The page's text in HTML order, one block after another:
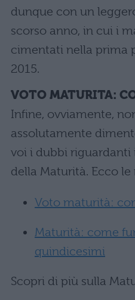
dunque con un
scorso anno, in cui i
cimentati nella prima
2015.
VOTO MATURITA:
Infine, ovviamente,
assolutamente
voi i dubbi riguardanti
della Maturità. Ecco
Voto maturità:
Maturità: come
quindicesimi
Scopri di più sulla